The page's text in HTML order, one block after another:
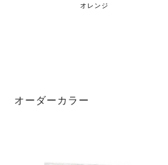
オレンジ
オーダーカラー